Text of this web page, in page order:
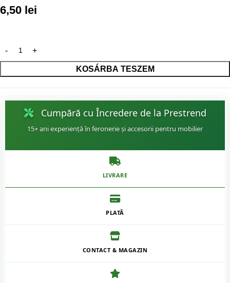
6,50 lei
KOSÁRBA TESZEM
Cumpără cu Încredere de la Prestrend
15+ ani experiență în feronerie și accesorii pentru mobilier
LIVRARE
PLATĂ
CONTACT & MAGAZIN